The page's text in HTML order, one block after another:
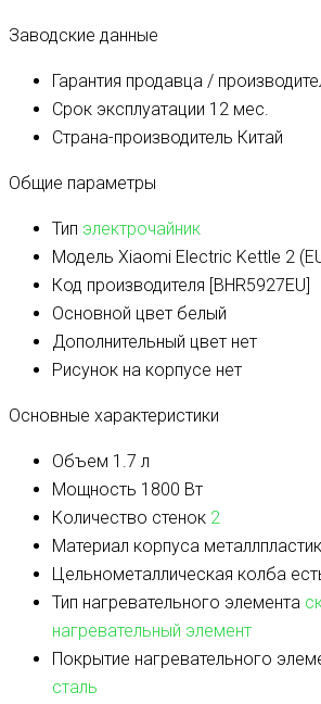
Заводские данные
Гарантия продавца /
Срок эксплуатации 12 мес.
Страна-производитель Китай
Общие параметры
Тип электрочайник
Модель Xiaomi Electric Kettle 2
Код производителя [BHR5927EU]
Основной цвет белый
Дополнительный цвет нет
Рисунок на корпусе нет
Основные характеристики
Объем 1.7 л
Мощность 1800 Вт
Количество стенок 2
Материал корпуса металлпластик
Цельнометаллическая колба
Тип нагревательного элемента
нагревательный элемент
Покрытие нагревательного
сталь